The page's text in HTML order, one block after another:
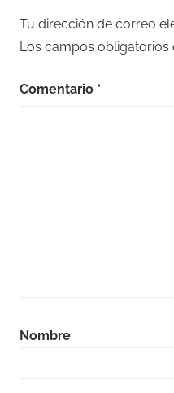
Tu dirección de correo
Los campos obligatorios
Comentario *
Nombre